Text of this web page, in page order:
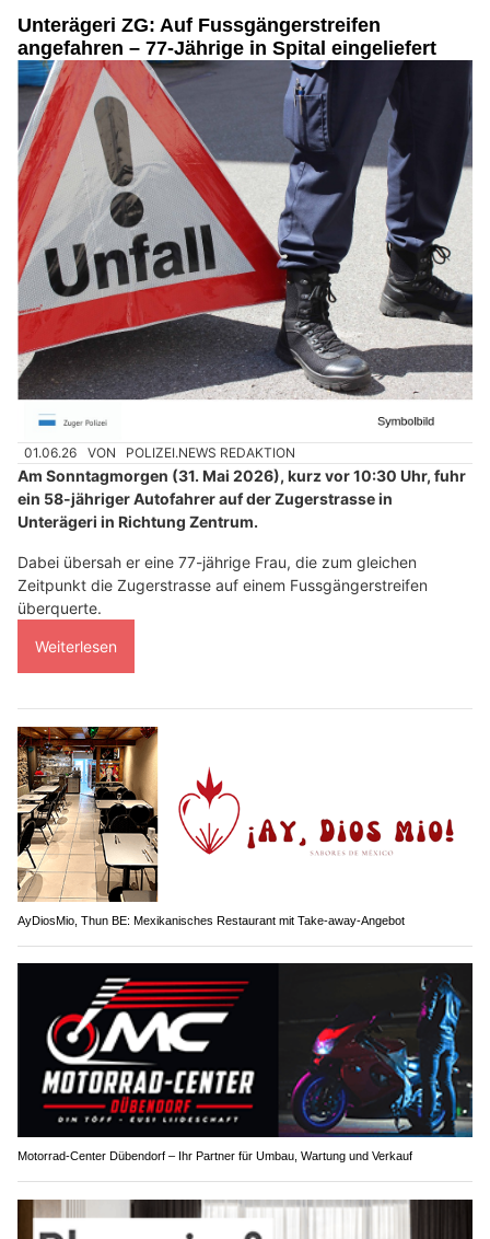
Unterägeri ZG: Auf Fussgängerstreifen
angefahren – 77-Jährige in Spital eingeliefert
01.06.26 VON POLIZEI.NEWS REDAKTION
Am Sonntagmorgen (31. Mai 2026), kurz vor 10:30 Uhr, fuhr
ein 58-jähriger Autofahrer auf der Zugerstrasse in
Unterägeri in Richtung Zentrum.
Dabei übersah er eine 77-jährige Frau, die zum gleichen
Zeitpunkt die Zugerstrasse auf einem Fussgängerstreifen
überquerte.
Weiterlesen
AyDiosMio, Thun BE: Mexikanisches Restaurant mit Take-away-Angebot
Motorrad-Center Dübendorf – Ihr Partner für Umbau, Wartung und Verkauf